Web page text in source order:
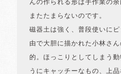
んの作られる形は手作業の
またたまらないのです。
磁器土は強く、普段使いに
由で大胆に描かれた小林さ
的。ほっこりとしてしまう
うにキャッチーなもの、上